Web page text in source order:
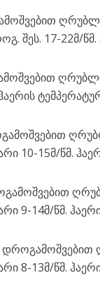
შეს. 17-22მ/
10-15მ/წმ.
9-14მ/წმ.
დროგამოშვებით
8-13მ/წმ.